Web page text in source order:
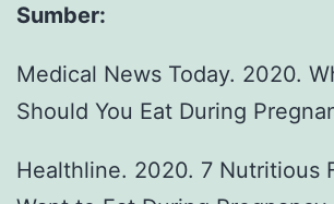
Sumber:
Medical News Today. 2020.
Should You Eat During
Healthline. 2020. 7 Nutritious